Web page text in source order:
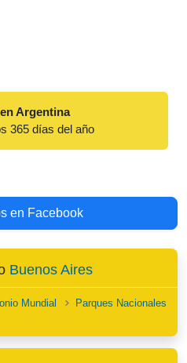
Argentina
365 días del año
en Facebook
Buenos Aires
Mundial
Parques Nacionales